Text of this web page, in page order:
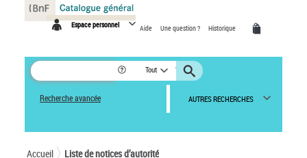
Espace personnel Aide Une question ? Historique
Tout
Recherche avancée AUTRES RECHERCHES
Accueil Liste de notices d’autorité
Panneau de gestion des cookies